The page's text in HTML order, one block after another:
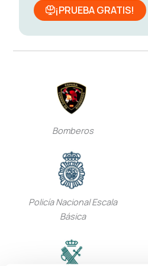
¡PRUEBA GRATIS!
Bomberos
Policía Nacional Escala
Básica